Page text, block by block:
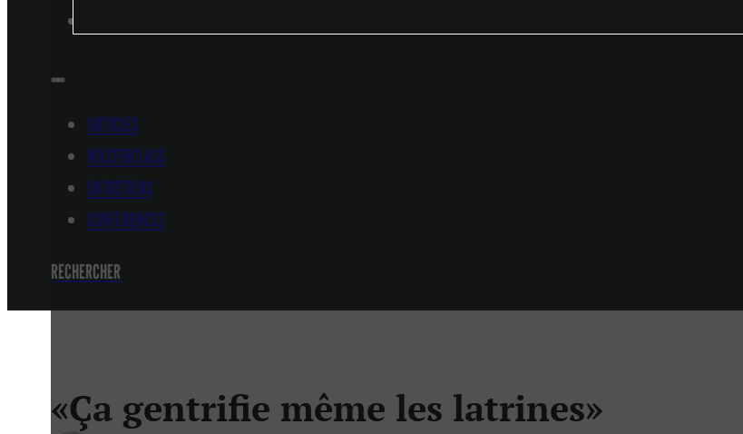
ARTICLES
MASTERCLASS
ENTRETIENS
CONFÉRENCES
RECHERCHER
«Ça gentrifie même les latrines»